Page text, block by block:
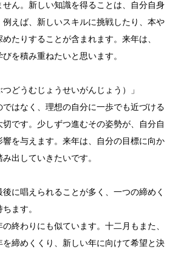
ん。新しい知識を得ることは、自分自身
例えば、新しいスキルに挑戦したり、本や
たりすることが含まれます。来年は、
を積み重ねたいと思います。
つどうむじょうせいがんじょう）」
はなく、理想の自分に一歩でも近づける
です。少しずつ進むその姿勢が、自分自
を与えます。来年は、自分の目標に向か
出していきたいです。
に唱えられることが多く、一つの締めく
ます。
終わりにも似ています。十二月もまた、
締めくくり、新しい年に向けて希望と決